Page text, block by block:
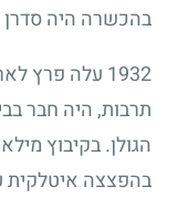
בהכשרה היה סדרן
1932 עלה פרץ
תרבות, היה חבר
הגולן. בקיבוץ
בהפצצה איטלקית